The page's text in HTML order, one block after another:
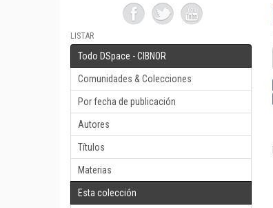
LISTAR
Todo DSpace - CIBNOR
Comunidades & Colecciones
Por fecha de publicación
Autores
Títulos
Materias
Esta colección